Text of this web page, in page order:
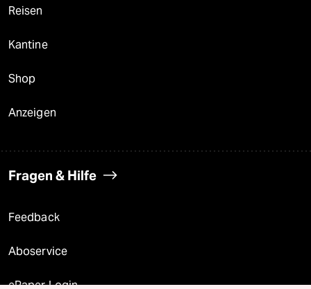
Reisen
Kantine
Shop
Anzeigen
Fragen & Hilfe
Feedback
Aboservice
ePaper Login